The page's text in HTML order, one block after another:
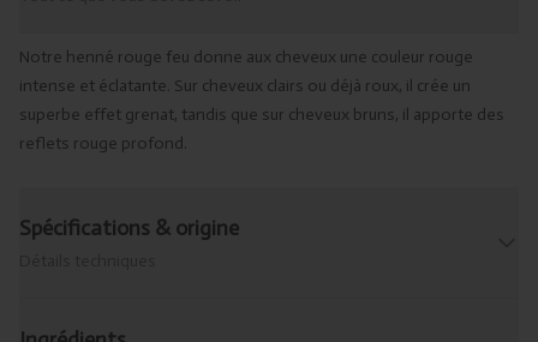
Notre henné rouge feu donne aux cheveux une couleur rouge
intense et éclatante. Sur cheveux clairs ou déjà roux, il crée un
superbe effet grenat, tandis que sur cheveux bruns, il apporte des
reflets rouge profond.
Spécifications & origine